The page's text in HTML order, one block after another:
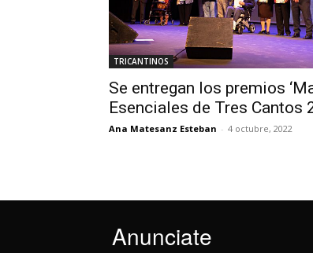
TRICANTINOS
Se entregan los premios
Esenciales de Tres Cantos
Ana Matesanz Esteban - 4 octubre, 2022
Anunciate